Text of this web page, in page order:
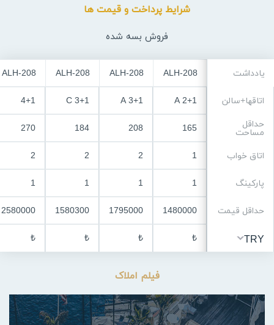
شرایط پرداخت و قیمت ها
فروش بسه شده
یادداشت
اتاقها+سالن
حداقل
مساحت
اتاق خواب
پارکینگ
حداقل قیمت
TRY
ALH-208
2+1 A
165
1
1
1480000
₺
ALH-208
3+1 A
208
2
1
1795000
₺
ALH-208
3+1 C
184
2
1
1580300
₺
ALH-208
4+1
270
2
1
2580000
₺
فیلم املاک